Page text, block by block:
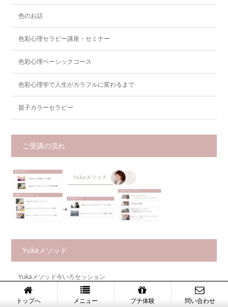
色のお話
色彩心理セラピー講座・セミナー
色彩心理ベーシックコース
色彩心理学で人生がカラフルに変わるまで
親子カラーセラピー
ご受講の流れ
Yukaメソッド
Yukaメソッド今いろセッション
Yukaメソッドアドバンスコース
トップへ メニュー プチ体験 問い合わせ